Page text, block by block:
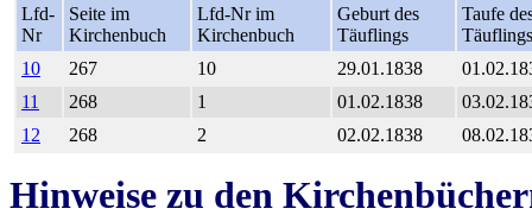
Lfd-
Nr
Seite im
Kirchenbuch
Lfd-Nr im
Kirchenbuch
Geburt des
Täuflings
Taufe
Täuflings
10
267 10 29.01.1838
11
268 1 01.02.1838
12
268 2 02.02.1838
Hinweise zu den